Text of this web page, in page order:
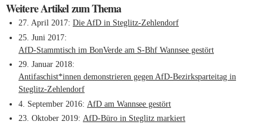
Weitere Artikel zum Thema
27. April 2017 Die AfD in Steglitz-Zehlendorf
25. Juni 2017
AfD-Stammtisch im BonVerde am S-Bhf Wannsee gestört
29. Januar 2018
Antifaschist*innen demonstrieren gegen AfD-Bezirksparteitag in
Steglitz-Zehlendorf
4. September 2016 AfD am Wannsee gestört
23. Oktober 2019 AfD-Büro in Steglitz markiert